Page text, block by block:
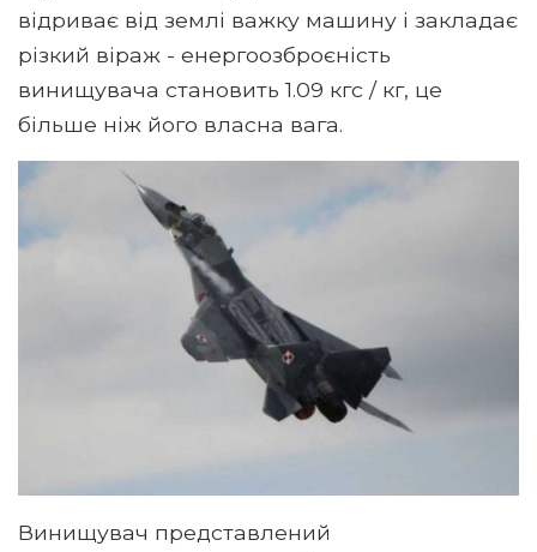
відриває від землі важку машину і закладає
різкий віраж - енергоозброєність
винищувача становить 1.09 кгс / кг, це
більше ніж його власна вага.
Винищувач представлений